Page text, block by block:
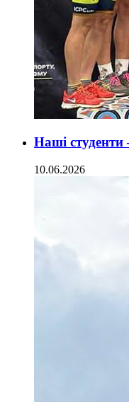
Наші студенти
10.06.2026